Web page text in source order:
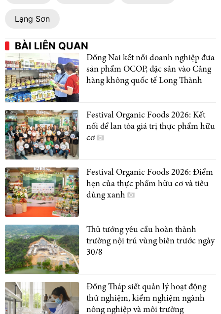
Lạng Sơn
BÀI LIÊN QUAN
Đồng Nai kết nối doanh nghiệp đưa
sản phẩm OCOP, đặc sản vào Cảng
hàng không quốc tế Long Thành
Festival Organic Foods 2026: Kết
nối để lan tỏa giá trị thực phẩm hữu
cơ
Festival Organic Foods 2026: Điểm
hẹn của thực phẩm hữu cơ và tiêu
dùng xanh
Thủ tướng yêu cầu hoàn thành
trường nội trú vùng biên trước ngày
30/8
Đồng Tháp siết quản lý hoạt động
thử nghiệm, kiểm nghiệm ngành
nông nghiệp và môi trường